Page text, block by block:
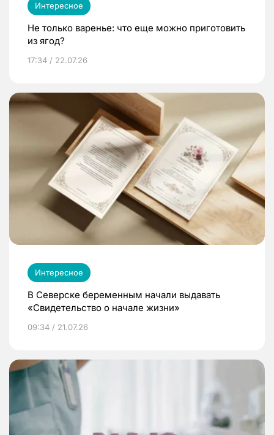
Интересное
Не только варенье: что еще можно приготовить
из ягод?
17:34 / 22.07.26
Интересное
В Северске беременным начали выдавать
«Свидетельство о начале жизни»
09:34 / 21.07.26